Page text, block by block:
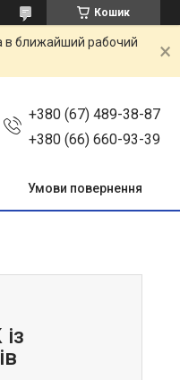
Кошик
в ближайший рабочий
+380 (67) 489-38-87
+380 (66) 660-93-39
Умови повернення